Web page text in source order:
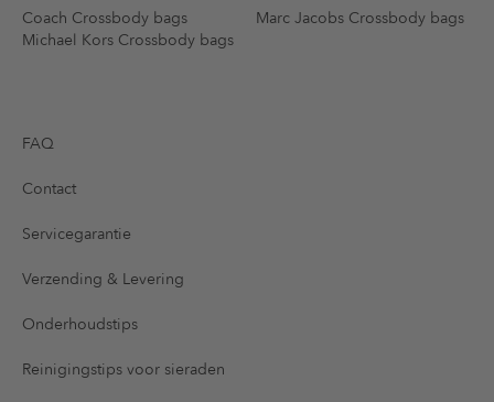
Coach Crossbody bags
Marc Jacobs Crossbody bags
Michael Kors Crossbody bags
FAQ
Contact
Servicegarantie
Verzending & Levering
Onderhoudstips
Reinigingstips voor sieraden